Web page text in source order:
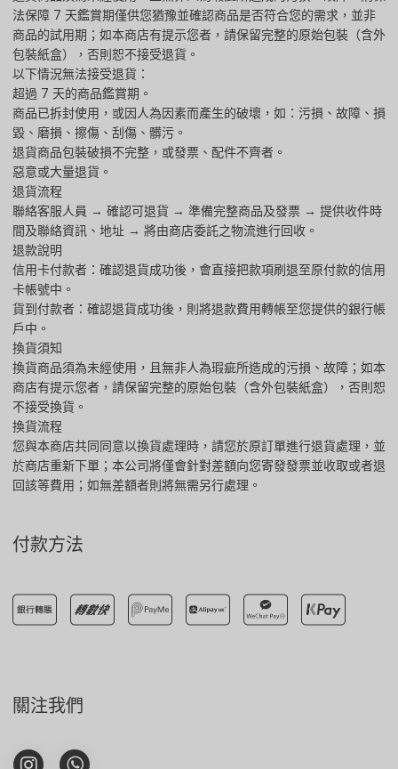
法保障 7 天鑑賞期僅供您猶豫並確認商品是否符合您的需求，並非
商品的試用期；如本商店有提示您者，請保留完整的原始包裝（含外
包裝紙盒），否則恕不接受退貨。
以下情況無法接受退貨：
超過 7 天的商品鑑賞期。
商品已拆封使用，或因人為因素而產生的破壞，如：污損、故障、損
毀、磨損、擦傷、刮傷、髒污。
退貨商品包裝破損不完整，或發票、配件不齊者。
惡意或大量退貨。
退貨流程
聯絡客服人員 → 確認可退貨 → 準備完整商品及發票 → 提供收件時
間及聯絡資訊、地址 → 將由商店委託之物流進行回收。
退款說明
信用卡付款者：確認退貨成功後，會直接把款項刷退至原付款的信用
卡帳號中。
貨到付款者：確認退貨成功後，則將退款費用轉帳至您提供的銀行帳
戶中。
換貨須知
換貨商品須為未經使用，且無非人為瑕疵所造成的污損、故障；如本
商店有提示您者，請保留完整的原始包裝（含外包裝紙盒），否則恕
不接受換貨。
換貨流程
您與本商店共同同意以換貨處理時，請您於原訂單進行退貨處理，並
於商店重新下單；本公司將僅會針對差額向您寄發發票並收取或者退
回該等費用；如無差額者則將無需另行處理。
付款方法
關注我們